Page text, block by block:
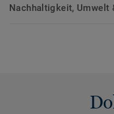
Nachhaltigkeit, Umwelt